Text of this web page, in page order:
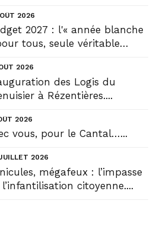
2026
2027 : l'« année blanche
tous, seule véritable
2026
des Logis du
à Rézentières....
2026
vous, pour le Cantal…...
2026
mégafeux : l’impasse
citoyenne....